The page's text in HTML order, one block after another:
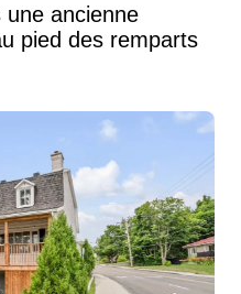
une ancienne
pied des remparts